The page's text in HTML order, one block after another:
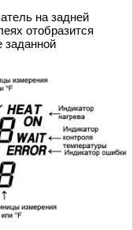
на задней
отобразится
заданной